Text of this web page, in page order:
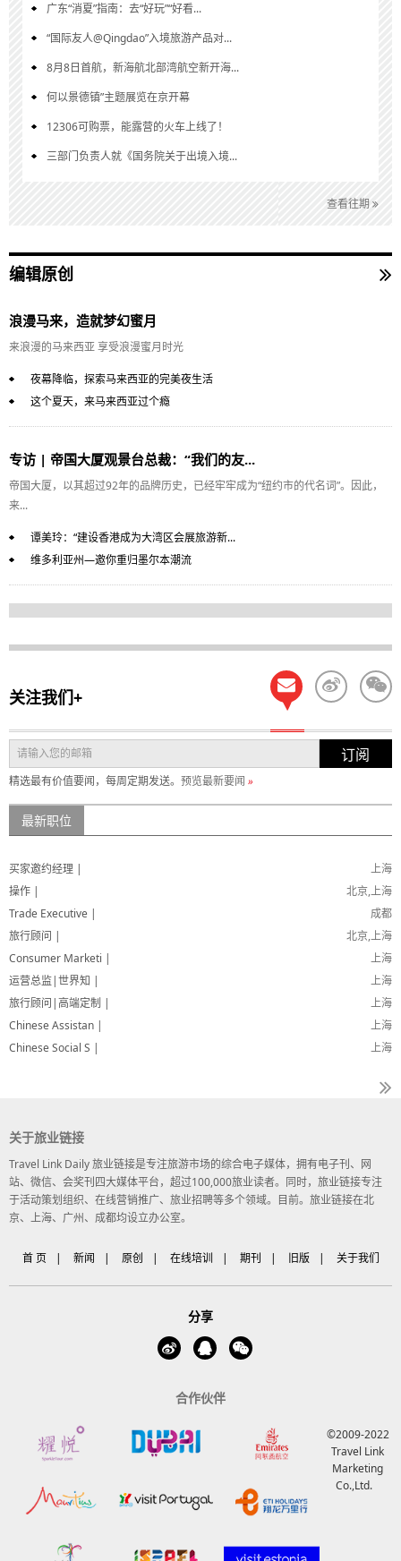
广东“消夏”指南：去“好玩”“好看...
“国际友人@Qingdao”入境旅游产品对...
8月8日首航，新海航北部湾航空新开海...
何以景德镇”主题展览在京开幕
12306可购票，能露营的火车上线了！
三部门负责人就《国务院关于出境入境...
查看往期
编辑原创
浪漫马来，造就梦幻蜜月
来浪漫的马来西亚 享受浪漫蜜月时光
夜幕降临，探索马来西亚的完美夜生活
这个夏天，来马来西亚过个瘾
专访 | 帝国大厦观景台总裁：“我们的友...
帝国大厦，以其超过92年的品牌历史，已经牢牢成为“纽约市的代名词”。因此，
来...
谭美玲：“建设香港成为大湾区会展旅游新...
维多利亚州—邀你重归墨尔本潮流
关注我们+
订阅
精选最有价值要闻，每周定期发送。 预览最新要闻 »
最新职位
上海
买家邀约经理 |
北京,上海
操作 |
成都
Trade Executive |
北京,上海
旅行顾问 |
上海
Consumer Marketi |
上海
运营总监|世界知 |
上海
旅行顾问|高端定制 |
上海
Chinese Assistan |
上海
Chinese Social S |
关于旅业链接
Travel Link Daily 旅业链接是专注旅游市场的综合电子媒体，拥有电子刊、网
站、微信、会奖刊四大媒体平台，超过100,000旅业读者。同时，旅业链接专注
于活动策划组织、在线营销推广、旅业招聘等多个领域。目前。旅业链接在北
京、上海、广州、成都均设立办公室。
首 页 | 新闻 | 原创 | 在线培训 | 期刊 | 旧版 | 关于我们
分享
合作伙伴
©2009-2022
Travel Link
Marketing
Co.,Ltd.